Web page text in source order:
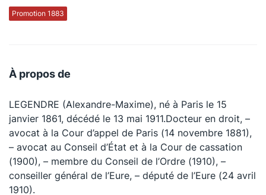
Promotion 1883
À propos de
LEGENDRE (Alexandre-Maxime), né à Paris le 15
janvier 1861, décédé le 13 mai 1911.Docteur en droit, –
avocat à la Cour d’appel de Paris (14 novembre 1881),
– avocat au Conseil d’État et à la Cour de cassation
(1900), – membre du Conseil de l’Ordre (1910), –
conseiller général de l’Eure, – député de l’Eure (24 avril
1910).
La défense pénale
Le Concours de la Conférence
La Conférence Berryer
La Petite Conférence